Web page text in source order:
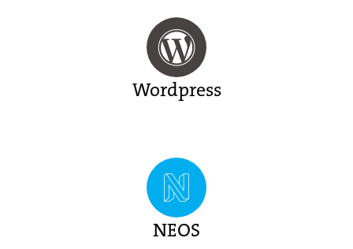
Wordpress
NEOS